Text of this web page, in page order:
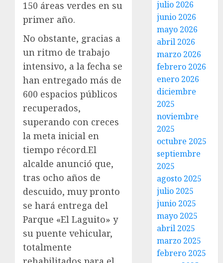
150 áreas verdes en su
primer año.
No obstante, gracias a
un ritmo de trabajo
intensivo, a la fecha se
han entregado más de
600 espacios públicos
recuperados,
superando con creces
la meta inicial en
tiempo récord.El
alcalde anunció que,
tras ocho años de
descuido, muy pronto
se hará entrega del
Parque «El Laguito» y
su puente vehicular,
totalmente
julio 2026
junio 2026
mayo 2026
abril 2026
marzo 2026
febrero 2026
enero 2026
diciembre
2025
noviembre
2025
octubre 2025
septiembre
2025
agosto 2025
julio 2025
junio 2025
mayo 2025
abril 2025
marzo 2025
febrero 2025